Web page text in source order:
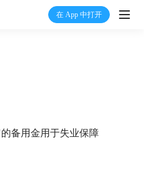
在 App 中打开
打
行备用金用于失业保障